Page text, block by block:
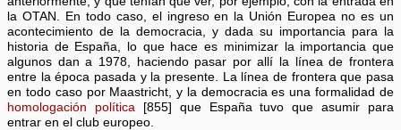
la OTAN. En todo caso, el ingreso en la Unión Europea no es un
acontecimiento de la democracia, y dada su importancia para la
historia de España, lo que hace es minimizar la importancia que
algunos dan a 1978, haciendo pasar por allí la línea de frontera
entre la época pasada y la presente. La línea de frontera que pasa
en todo caso por Maastricht, y la democracia es una formalidad de
homologación política [855] que España tuvo que asumir para
entrar en el club europeo.